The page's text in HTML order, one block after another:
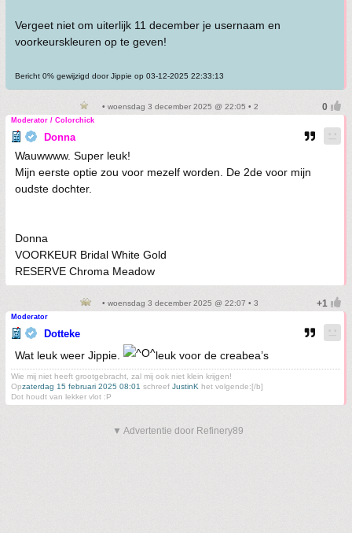
Vergeet niet om uiterlijk 11 december je usernaam en
voorkeurskleuren op te geven!
Bericht 0% gewijzigd door Jippie op 03-12-2025 22:33:13
• woensdag 3 december 2025 @ 22:05 • 2
Moderator / Colorchick
Donna
Wauwwww. Super leuk!
Mijn eerste optie zou voor mezelf worden. De 2de voor mijn
oudste dochter.
Donna
VOORKEUR Bridal White Gold
RESERVE Chroma Meadow
• woensdag 3 december 2025 @ 22:07 • 3
Moderator
Dotteke
Wat leuk weer Jippie. leuk voor de creabea’s
Wie mij niet heeft grootgebracht, zal mij ook niet klein krijgen!
Opzaterdag 15 februari 2025 08:01 schreef JustinK het volgende:[/b]
Dot houdt van lekker vlot :P
▼ Advertentie door Refinery89